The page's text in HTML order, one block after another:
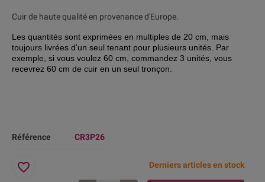
Cuir de haute qualité en provenance d'Europe.
Les quantités sont exprimées en multiples de 20 cm, mais
toujours livrées d'un seul tenant pour plusieurs unités. Par
exemple, si vous voulez 60 cm, commandez 3 unités, vous
recevrez 60 cm de cuir en un seul tronçon.
Référence CR3P26
Derniers articles en stock
favorite_border